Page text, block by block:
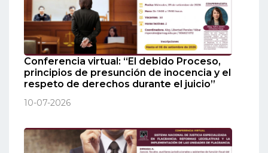
Conferencia virtual: “El debido Proceso,
principios de presunción de inocencia y el
respeto de derechos durante el juicio”
10-07-2026